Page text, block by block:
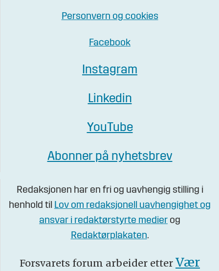
Personvern og cookies
Facebook
Instagram
Linkedin
YouTube
Abonner på nyhetsbrev
Redaksjonen har en fri og uavhengig stilling i
henhold til Lov om redaksjonell uavhengighet og
ansvar i redaktørstyrte medier og
Redaktørplakaten.
Forsvarets forum arbeider etter Vær